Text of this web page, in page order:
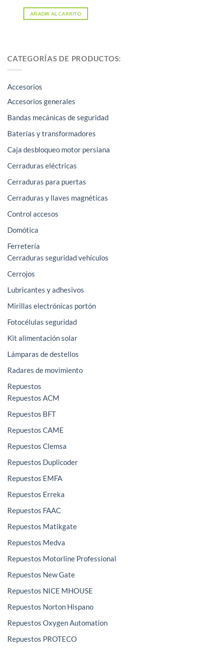
AÑADIR AL CARRITO
CATEGORÍAS DE PRODUCTOS:
Accesorios
Accesorios generales
Bandas mecánicas de seguridad
Baterías y transformadores
Caja desbloqueo motor persiana
Cerraduras eléctricas
Cerraduras para puertas
Cerraduras y llaves magnéticas
Control accesos
Domótica
Ferretería
Cerraduras seguridad vehículos
Cerrojos
Lubricantes y adhesivos
Mirillas electrónicas portón
Fotocélulas seguridad
Kit alimentación solar
Lámparas de destellos
Radares de movimiento
Repuestos
Repuestos ACM
Repuestos BFT
Repuestos CAME
Repuestos Clemsa
Repuestos Duplicoder
Repuestos EMFA
Repuestos Erreka
Repuestos FAAC
Repuestos Matikgate
Repuestos Medva
Repuestos Motorline Professional
Repuestos New Gate
Repuestos NICE MHOUSE
Repuestos Norton Hispano
Repuestos Oxygen Automation
Repuestos PROTECO